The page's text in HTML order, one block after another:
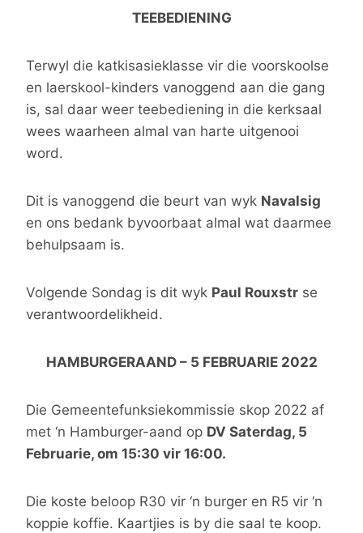
TEEBEDIENING
Terwyl die katkisasieklasse vir die voorskoolse
en laerskool-kinders vanoggend aan die gang
is, sal daar weer teebediening in die kerksaal
wees waarheen almal van harte uitgenooi
word.
Dit is vanoggend die beurt van wyk Navalsig
en ons bedank byvoorbaat almal wat daarmee
behulpsaam is.
Volgende Sondag is dit wyk Paul Rouxstr se
verantwoordelikheid.
HAMBURGERAAND – 5 FEBRUARIE 2022
Die Gemeentefunksiekommissie skop 2022 af
met ‘n Hamburger-aand op DV Saterdag, 5
Februarie, om 15:30 vir 16:00.
Die koste beloop R30 vir ‘n burger en R5 vir ‘n
koppie koffie. Kaartjies is by die saal te koop.